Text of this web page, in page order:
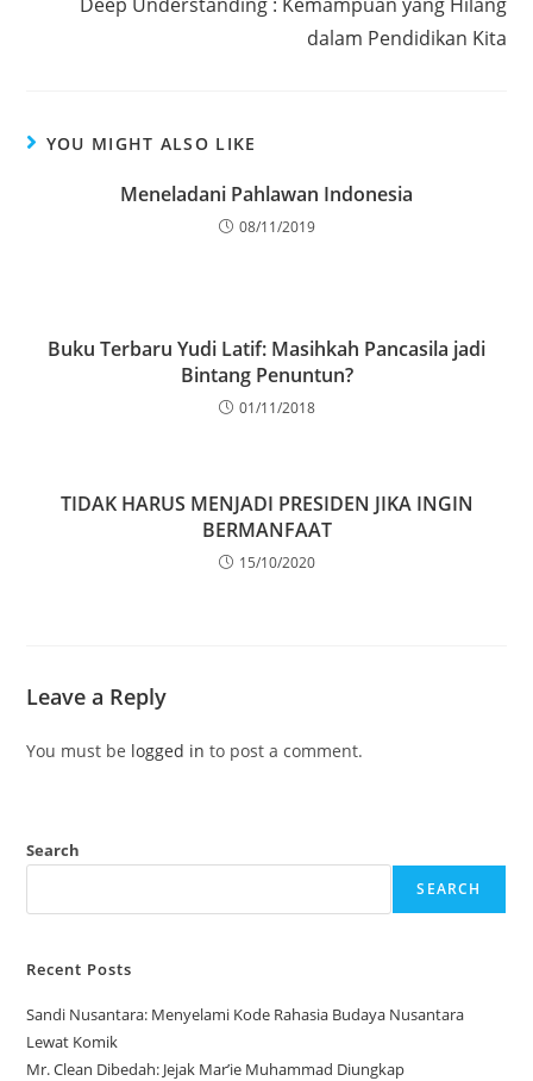
dalam Pendidikan Kita
YOU MIGHT ALSO LIKE
Meneladani Pahlawan Indonesia
08/11/2019
Buku Terbaru Yudi Latif: Masihkah Pancasila jadi
Bintang Penuntun?
01/11/2018
TIDAK HARUS MENJADI PRESIDEN JIKA INGIN
BERMANFAAT
15/10/2020
Leave a Reply
You must be logged in to post a comment.
Search
SEARCH
Recent Posts
Sandi Nusantara: Menyelami Kode Rahasia Budaya Nusantara
Lewat Komik
Mr. Clean Dibedah: Jejak Mar’ie Muhammad Diungkap